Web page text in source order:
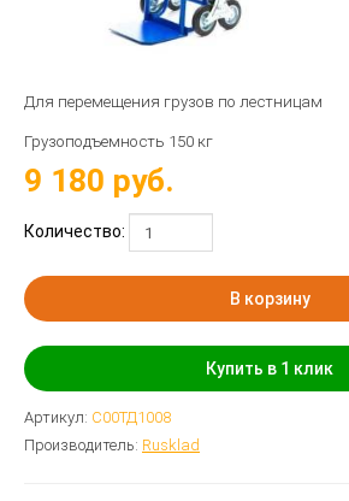
Для перемещения грузов по лестницам
Грузоподъемность 150 кг
9 180 руб.
Количество:
В корзину
Купить в 1 клик
Артикул: С00ТД1008
Производитель: Rusklad